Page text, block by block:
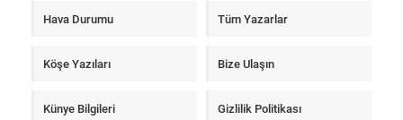
Hava Durumu Tüm Yazarlar
Köşe Yazıları Bize Ulaşın
Künye Bilgileri Gizlilik Politikası